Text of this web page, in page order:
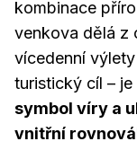
kombinace
venkova dělá z
vícedenní
turistický cíl – je
symbol víry a
vnitřní